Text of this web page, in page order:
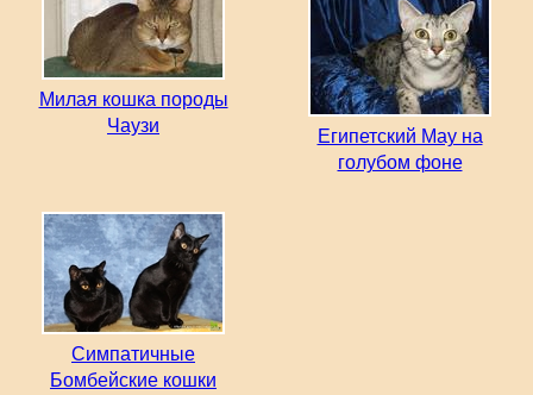
Милая кошка породы
Чаузи
Египетский Мау на
голубом фоне
Симпатичные
Бомбейские кошки